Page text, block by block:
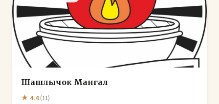
Шашлычок Мангал
★ 4.4(11)